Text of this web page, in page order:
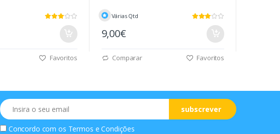
Favoritos
Várias Qtd
9,00€
Comparar Favoritos
Email
subscrever
Concordo com os Termos e Condições